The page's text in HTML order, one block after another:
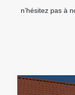
n’hésitez pas à